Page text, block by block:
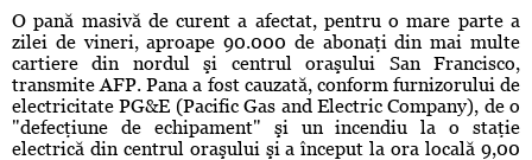
O pană masivă de curent a afectat, pentru o mare parte a
zilei de vineri, aproape 90.000 de abonaţi din mai multe
cartiere din nordul şi centrul oraşului San Francisco,
transmite AFP. Pana a fost cauzată, conform furnizorului de
electricitate PG&E (Pacific Gas and Electric Company), de o
"defecţiune de echipament" şi un incendiu la o staţie
electrică din centrul oraşului şi a început la ora locală 9,00